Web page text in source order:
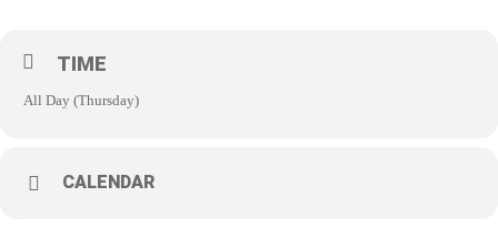
TIME
All Day (Thursday)
CALENDAR